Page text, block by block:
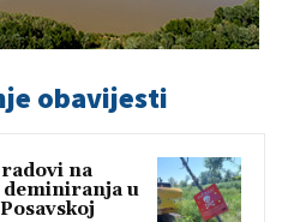
obavijesti
na
u